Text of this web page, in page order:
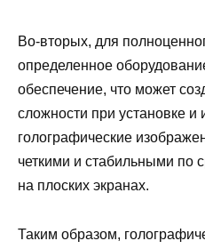
Во-вторых, для
определенное
обеспечение, что может
сложности при установке и
голографические
четкими и стабильными по
на плоских экранах.
Таким образом,